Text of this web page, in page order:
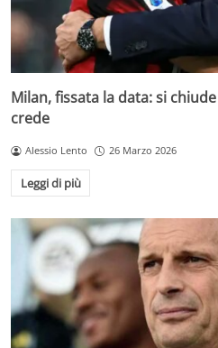
Milan, fissata la data: si
crede
Alessio Lento 26 Marzo 2026
Leggi di più